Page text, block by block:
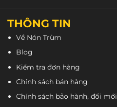
THÔNG TIN
Về Nón Trùm
Blog
Kiểm tra đơn hàng
Chính sách bán hàng
Chính sách bảo hành, đổi mới